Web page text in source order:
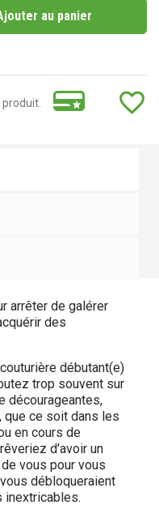
au panier
favorite_border
arrêter de galérer
des
débutant(e)
trop souvent sur
décourageantes,
que ce soit dans les
en cours de
d'avoir un
vous pour vous
débloqueraient
inextricables.